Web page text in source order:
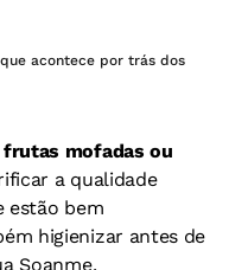
acontece por trás dos
frutas mofadas ou
a qualidade
estão bem
higienizar antes de
Soanme.